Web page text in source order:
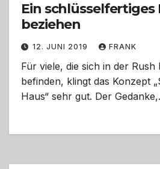
Ein schlüsselfertiges
beziehen
12. JUNI 2019 FRANK
Für viele, die sich in der Rush
befinden, klingt das Konzept
Haus“ sehr gut. Der